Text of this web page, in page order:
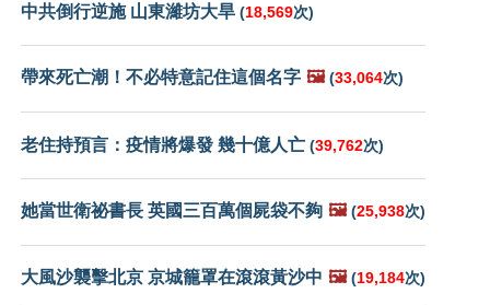
中共倒行逆施 山東濰坊大旱 (18,569次)
帶來死亡潮！不必特意記住這個名字 🖼️ (33,064次)
老住持預言：疫情將爆發 幾十億人亡 (39,762次)
她當世衛祕書長 英國三百萬個屍袋不夠 🖼️ (25,938次)
大風沙襲擊北京 京城籠罩在滾滾黃沙中 🖼️ (19,184次)